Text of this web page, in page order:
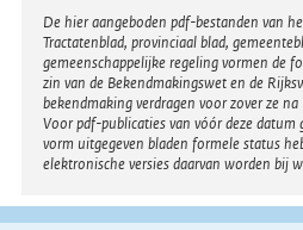
Disclaimer
De hier aangeboden pdf-bestanden van
Tractatenblad, provinciaal blad,
gemeenschappelijke regeling vormen de
zin van de Bekendmakingswet en de
bekendmaking verdragen voor zover ze
Voor pdf-publicaties van vóór deze datum
vorm uitgegeven bladen formele status
elektronische versies daarvan worden bij